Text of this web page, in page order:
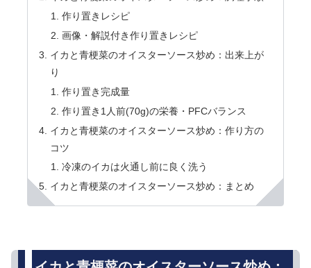
作り置きレシピ
画像・解説付き作り置きレシピ
イカと青梗菜のオイスターソース炒め：出来上が
り
作り置き完成量
作り置き1人前(70g)の栄養・PFCバランス
イカと青梗菜のオイスターソース炒め：作り方の
コツ
冷凍のイカは火通し前に良く洗う
イカと青梗菜のオイスターソース炒め：まとめ